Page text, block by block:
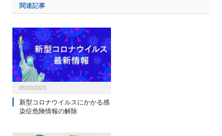
関連記事
05/10/2023
新型コロナウイルスにかかる感
染症危険情報の解除